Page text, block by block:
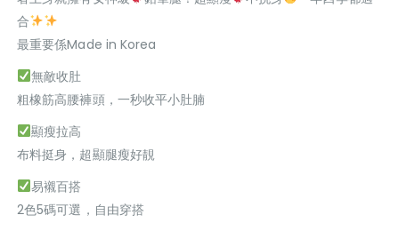
合
最重要係Made in Korea
無敵收肚
粗橡筋高腰褲頭，一秒收平小肚腩
顯瘦拉高
布料挺身，超顯腿瘦好靚
易襯百搭
2色5碼可選，自由穿搭